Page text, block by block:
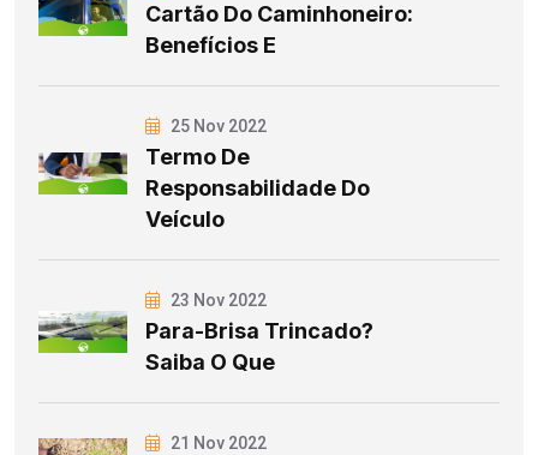
Cartão Do Caminhoneiro:
Benefícios E
25 Nov 2022
Termo De
Responsabilidade Do
Veículo
23 Nov 2022
Para-Brisa Trincado?
Saiba O Que
21 Nov 2022